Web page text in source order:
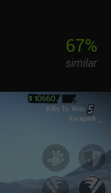
67%
similar